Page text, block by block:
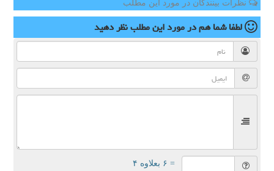
نظرات بینندگان در مورد این مطلب
لطفا شما همدر مورد این مطلبنظر دهید
= ۶ بعلاوه ۴